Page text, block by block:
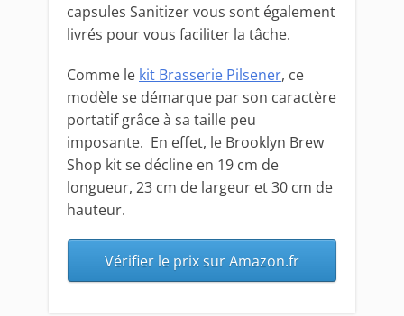
capsules Sanitizer vous sont également
livrés pour vous faciliter la tâche.
Comme le kit Brasserie Pilsener, ce
modèle se démarque par son caractère
portatif grâce à sa taille peu
imposante. En effet, le Brooklyn Brew
Shop kit se décline en 19 cm de
longueur, 23 cm de largeur et 30 cm de
hauteur.
Vérifier le prix sur Amazon.fr